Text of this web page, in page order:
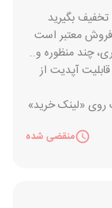
چند منظوره و..
آپدیت از
روی «لینک خرید»
منقضی شده